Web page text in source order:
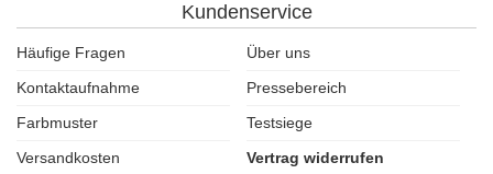
Kundenservice
Häufige Fragen
Über uns
Kontaktaufnahme
Pressebereich
Farbmuster
Testsiege
Versandkosten
Vertrag widerrufen